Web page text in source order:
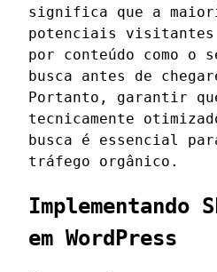
significa que a
potenciais visitantes
por conteúdo como o
busca antes de
Portanto, garantir
tecnicamente
busca é essencial
tráfego orgânico.
Implementando
em WordPress